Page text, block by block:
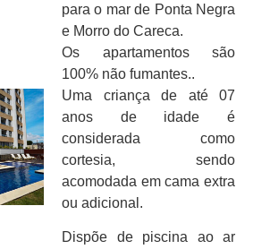
para o mar de Ponta Negra
e Morro do Careca.
Os apartamentos são
100% não fumantes..
Uma criança de até 07
anos de idade é
considerada como
cortesia, sendo
acomodada em cama extra
ou adicional.
Dispõe de piscina ao ar